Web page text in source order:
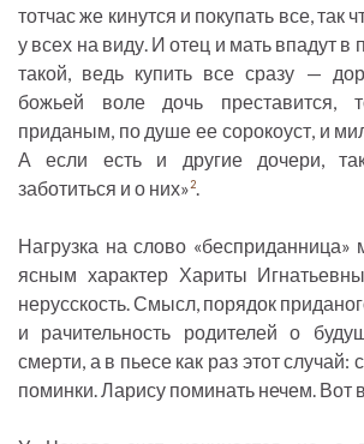
тотчас же кинутся и покупать все, так
у всех на виду. И отец и мать впадут в
такой, ведь купить все сразу —
божьей воле дочь преставится,
приданым, по душе ее сорокоуст, и
А если есть и другие дочери,
заботиться и о них»2.
Нагрузка на слово «бесприданница»
ясным характер Хариты
нерусскость. Смысл, порядок
и рачительность родителей о
смерти, а в пьесе как раз этот
поминки. Ларису поминать нечем. Вот